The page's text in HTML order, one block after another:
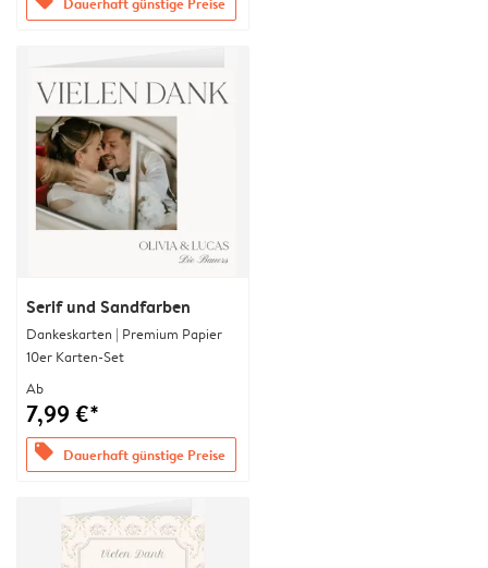
Serif und Sandfarben
Dankeskarten | Premium Papier
10er Karten-Set
Ab
7,99 €*
offers Dauerhaft günstige Preise